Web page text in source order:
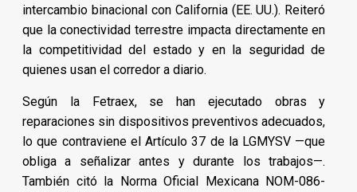
intercambio binacional con California (EE. UU.). Reiteró
que la conectividad terrestre impacta directamente en
la competitividad del estado y en la seguridad de
quienes usan el corredor a diario.
Según la Fetraex, se han ejecutado obras y
reparaciones sin dispositivos preventivos adecuados,
lo que contraviene el Artículo 37 de la LGMYSV —que
obliga a señalizar antes y durante los trabajos—.
También citó la Norma Oficial Mexicana NOM-086-